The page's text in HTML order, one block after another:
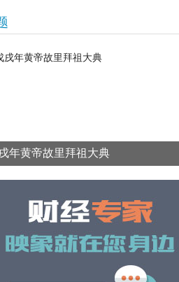
年黄帝故里拜祖大典